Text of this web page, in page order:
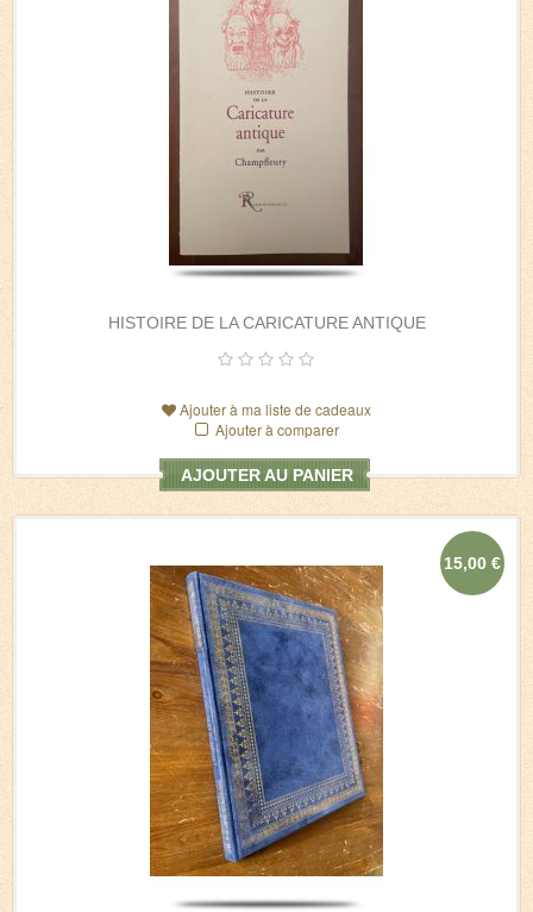
HISTOIRE DE LA CARICATURE ANTIQUE
Ajouter à ma liste de cadeaux
Ajouter à comparer
AJOUTER AU PANIER
15,00 €